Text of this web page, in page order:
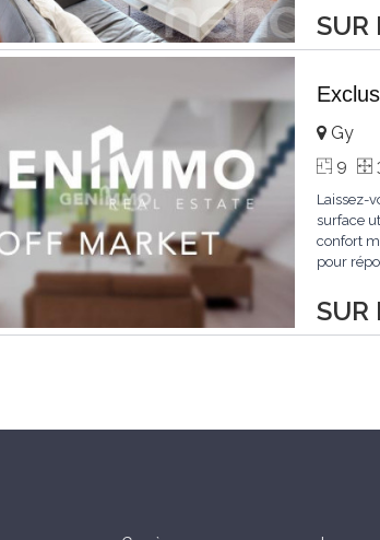
SUR
SUR
Gy
9
Laissez-
surface
confort
pour